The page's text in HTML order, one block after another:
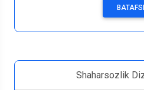
Shaharsozlik